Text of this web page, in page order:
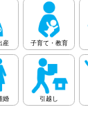
産 子育て・教育
婚 引越し